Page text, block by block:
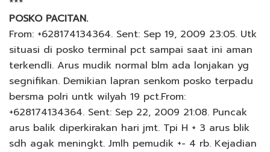
POSKO PACITAN.
From: +628174134364. Sent: Sep 19, 2009 23:05. Utk
situasi di posko terminal pct sampai saat ini aman
terkendli. Arus mudik normal blm ada lonjakan yg
segnifikan. Demikian lapran senkom posko terpadu
bersma polri untk wilyah 19 pct.From:
+628174134364. Sent: Sep 22, 2009 21:08. Puncak
arus balik diperkirakan hari jmt. Tpi H + 3 arus blik
sdh agak meningkt. Jmlh pemudik +- 4 rb. Kejadian